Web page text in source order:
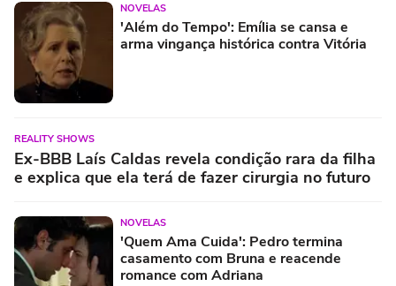
NOVELAS
'Além do Tempo': Emília se cansa e
arma vingança histórica contra Vitória
REALITY SHOWS
Ex-BBB Laís Caldas revela condição rara da filha
e explica que ela terá de fazer cirurgia no futuro
NOVELAS
'Quem Ama Cuida': Pedro termina
casamento com Bruna e reacende
romance com Adriana